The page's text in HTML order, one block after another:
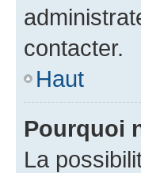
contacter.
Haut
Pourquoi
La